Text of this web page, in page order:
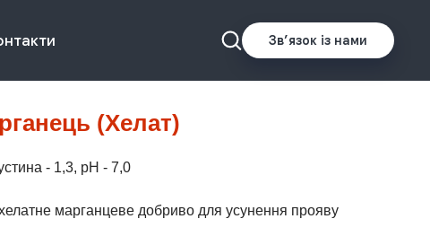
Звʼязок із нами
(Хелат)
- 1,3, рН - 7,0
марганцеве добриво для усунення прояву